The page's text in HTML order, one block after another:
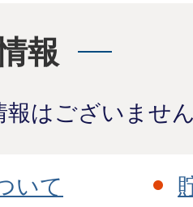
報
報はございませ
いて